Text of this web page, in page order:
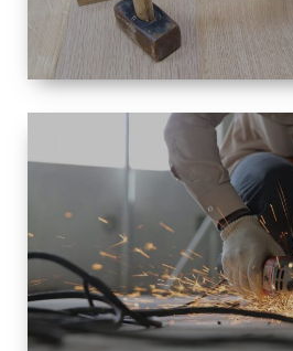
TAILLE
PETITE À
GRANDE
RÉNOVATION